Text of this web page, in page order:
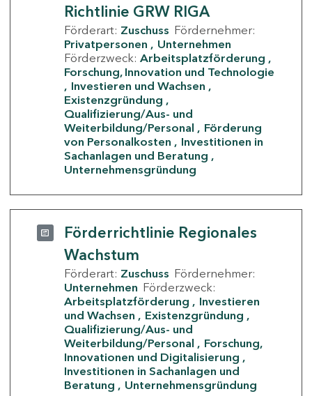
Richtlinie GRW RIGA
Förderart: Zuschuss Fördernehmer:
Privatpersonen
Unternehmen
Förderzweck: Arbeitsplatzförderung
Forschung, Innovation und Technologie
Investieren und Wachsen
Existenzgründung
Qualifizierung/Aus- und
Weiterbildung/Personal
Förderung
von Personalkosten
Investitionen in
Sachanlagen und Beratung
Unternehmensgründung
Förderrichtlinie Regionales
Wachstum
Förderart: Zuschuss Fördernehmer:
Unternehmen Förderzweck:
Arbeitsplatzförderung
Investieren
und Wachsen
Existenzgründung
Qualifizierung/Aus- und
Weiterbildung/Personal
Forschung,
Innovationen und Digitalisierung
Investitionen in Sachanlagen und
Beratung
Unternehmensgründung